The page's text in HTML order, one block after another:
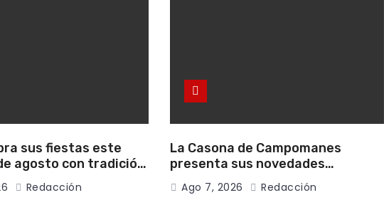
sus fiestas este
agosto con tradición,
vecinal
Redacción
La Casona de Campomanes
presenta sus novedades
literarias para el mes de agosto
Ago 7, 2026 Redacción